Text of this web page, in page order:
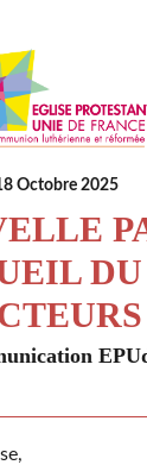
Octobre 2025